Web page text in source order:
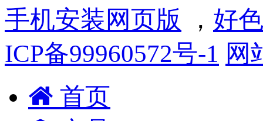
手机安装网页版
， 好
ICP备99960572号-1 网
首页